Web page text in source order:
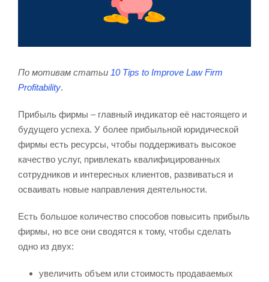
По мотивам статьи 10 Tips to Improve Law Firm
Profitability.
Прибыль фирмы – главный индикатор её настоящего и
будущего успеха. У более прибыльной юридической
фирмы есть ресурсы, чтобы поддерживать высокое
качество услуг, привлекать квалифицированных
сотрудников и интересных клиентов, развиваться и
осваивать новые направления деятельности.
Есть большое количество способов повысить прибыль
фирмы, но все они сводятся к тому, чтобы сделать
одно из двух:
увеличить объем или стоимость продаваемых